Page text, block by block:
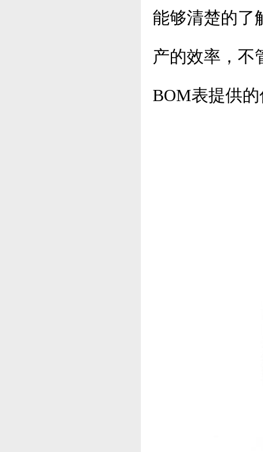
能够清楚的了
产的效率，不
BOM表提供